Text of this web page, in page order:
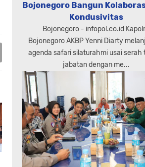
Bojonegoro Bangun
Kondusivitas
Bojonegoro - infopol.co.id
Bojonegoro AKBP Yenni Diarty
agenda safari silaturahmi usai serah
jabatan dengan me...